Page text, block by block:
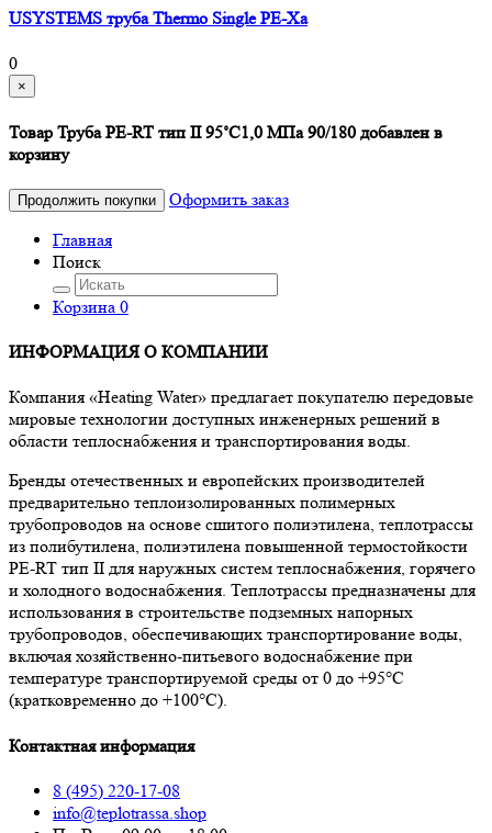
USYSTEMS труба Thermo Single PE-Xa
0
×
Товар Труба PE-RT тип II 95˚C1,0 МПа 90/180 добавлен в
корзину
Продолжить покупки
Оформить заказ
Главная
Поиск
Корзина 0
ИНФОРМАЦИЯ О КОМПАНИИ
Компания «Heating Water» предлагает покупателю передовые
мировые технологии доступных инженерных решений в
области теплоснабжения и транспортирования воды.
Бренды отечественных и европейских производителей
предварительно теплоизолированных полимерных
трубопроводов на основе сшитого полиэтилена, теплотрассы
из полибутилена, полиэтилена повышенной термостойкости
PE-RT тип II для наружных систем теплоснабжения, горячего
и холодного водоснабжения. Теплотрассы предназначены для
использования в строительстве подземных напорных
трубопроводов, обеспечивающих транспортирование воды,
включая хозяйственно-питьевого водоснабжение при
температуре транспортируемой среды от 0 до +95°С
(кратковременно до +100°С).
Контактная информация
8 (495) 220-17-08
info@teplotrassa.shop